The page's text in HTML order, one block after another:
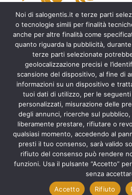
Archeologia del Salento
Cripte e ambienti rupestri del
Leggende del Salento
Tradizioni e folklore del
Arte del Salento
Personaggi illustri del Salento
Aneddoti e curiosità sul
Libri del Salento
Ricette tipiche del Salento
Accad(d)e in agosto nel
Itinerari del Salento
Noi di salogentis.it e terze parti
o tecnologie simili per finalità
anche per altre finalità come
quanto riguarda la pubblicità,
terze parti selezionate
geolocalizzazione precisi e
scansione del dispositivo, al fine di
informazioni su un dispositivo e
tuoi dati di utilizzo, per le
personalizzati, misurazione delle
degli annunci, ricerche sul
liberamente prestare, rifiutare o
qualsiasi momento, accedendo al
presti il tuo consenso, sarà valido
rifiuto del consenso può rendere
funzioni. Usa il pulsante “Accetto”
senza
Accetto
Rifiuto